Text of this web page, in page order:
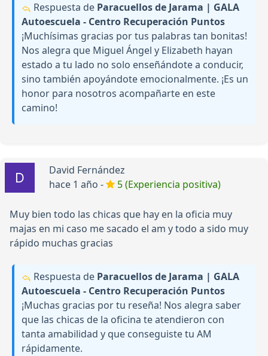
Respuesta de Paracuellos de Jarama | GALA
Autoescuela - Centro Recuperación Puntos
¡Muchísimas gracias por tus palabras tan bonitas!
Nos alegra que Miguel Ángel y Elizabeth hayan
estado a tu lado no solo enseñándote a conducir,
sino también apoyándote emocionalmente. ¡Es un
honor para nosotros acompañarte en este
camino!
David Fernández
hace 1 año -
5 (Experiencia positiva)
Muy bien todo las chicas que hay en la oficia muy
majas en mi caso me sacado el am y todo a sido muy
rápido muchas gracias
Respuesta de Paracuellos de Jarama | GALA
Autoescuela - Centro Recuperación Puntos
¡Muchas gracias por tu reseña! Nos alegra saber
que las chicas de la oficina te atendieron con
tanta amabilidad y que conseguiste tu AM
rápidamente.